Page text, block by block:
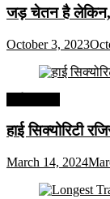
जड़ चेतन है लेकिन,
October 3, 2023
हाई सिक्योरिटी
March 14, 2024